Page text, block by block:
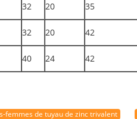
32 20 35
32 20 42
40 24 42
femmes de tuyau de zinc trivalent